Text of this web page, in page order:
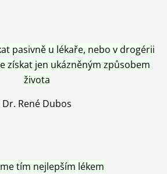
pasivně u lékaře, nebo v drogérii
získat jen ukázněným způsobem
života
Dr. René Dubos
tím nejlepším lékem